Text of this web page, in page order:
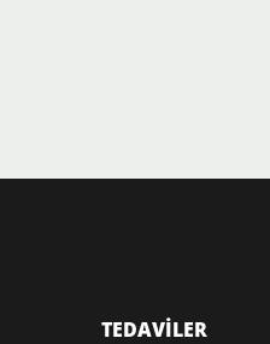
TEDAVİLER